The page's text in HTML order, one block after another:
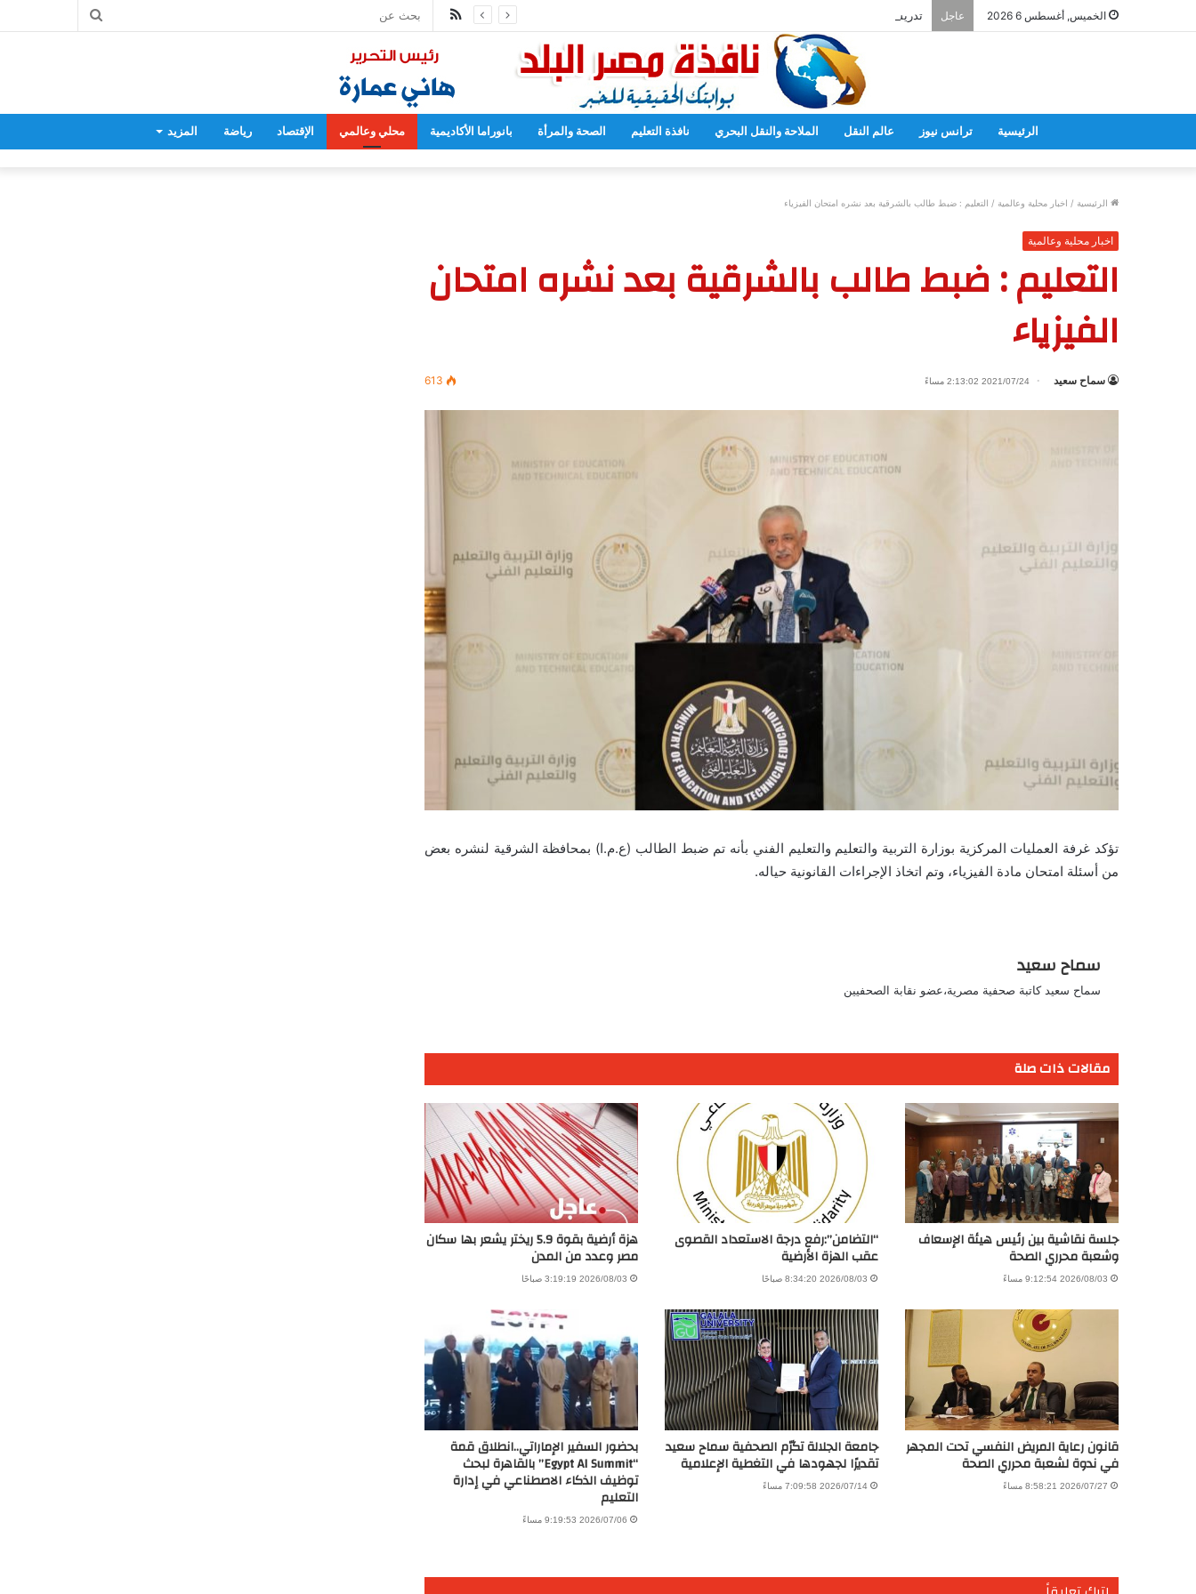
الخميس, أغسطس 6 2026 عاجل تدريس اللغة اليابانية فى المدارس بدءا من العام المقبل
بحث
ملخص
الموقع
RSS
الرئيسية ترانس نيوز عالم النقل الملاحة والنقل البحري نافذة التعليم الصحة والمرأة بانوراما الأكاديمية محلي وعالمي الإقتصاد رياضة المزيد
الرئيسية / اخبار محلية وعالمية / التعليم : ضبط طالب بالشرقية بعد نشره امتحان الفيزياء
اخبار محلية وعالمية
التعليم : ضبط طالب بالشرقية بعد نشره امتحان
الفيزياء
سماح سعيد 2021/07/24 2:13:02 مساءً 613
تؤكد غرفة العمليات المركزية بوزارة التربية والتعليم والتعليم الفني بأنه تم ضبط الطالب (ع.م.ا) بمحافظة الشرقية لنشره بعض
من أسئلة امتحان مادة الفيزياء، وتم اتخاذ الإجراءات القانونية حياله.
سماح سعيد
سماح سعيد كاتبة صحفية مصرية،عضو نقابة الصحفيين
مقالات ذات صلة
جلسة نقاشية بين رئيس هيئة الإسعاف
وشعبة محرري الصحة
2026/08/03 9:12:54 مساءً
“التضامن”:رفع درجة الاستعداد القصوى
عقب الهزة الأرضية
2026/08/03 8:34:20 صباحًا
هزة أرضية بقوة 5.9 ريختر يشعر بها سكان
مصر وعدد من المدن
2026/08/03 3:19:19 صباحًا
قانون رعاية المريض النفسي تحت المجهر
في ندوة لشعبة محرري الصحة
2026/07/27 8:58:21 مساءً
جامعة الجلالة تكرّم الصحفية سماح سعيد
تقديرًا لجهودها في التغطية الإعلامية
2026/07/14 7:09:58 مساءً
بحضور السفير الإماراتي..انطلاق قمة
“Egypt AI Summit” بالقاهرة لبحث
توظيف الذكاء الاصطناعي في إدارة
التعليم
2026/07/06 9:19:53 مساءً